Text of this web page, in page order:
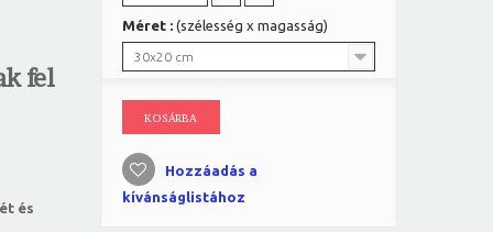
fel
és
Méret : (szélesség x magasság)
30x20 cm
KOSÁRBA
Hozzáadás a
kívánságlistához